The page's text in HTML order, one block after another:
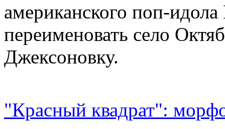
американского поп-
переименовать село
Джексоновку.
"Красный квадрат":